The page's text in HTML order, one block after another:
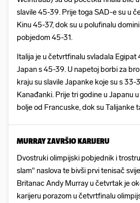
slavile 45-39. Prije toga SAD-e su u
Kinu 45-37, dok su u polufinalu
pobjedom 45-31.
Italija je u četvrtfinalu svladala Egipat
Japan s 45-39. U napetoj borbi za
kraju su slavile Japanke koje su s 33-
Kanađanki. Prije tri godine u Japanu
bolje od Francuske, dok su Talijanke
MURRAY ZAVRŠIO KARIJERU
Dvostruki olimpijski pobjednik i
slam" naslova te bivši prvi tenisač
Britanac Andy Murray u četvrtak je
karijeru porazom u četvrtfinalu